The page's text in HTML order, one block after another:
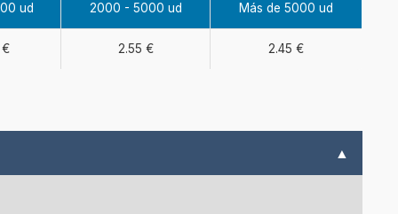
ud 2000 - 5000 ud Más de 5000 ud
2.55 € 2.45 €
▲